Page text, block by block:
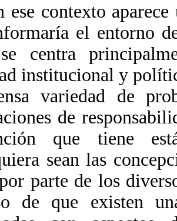
contexto aparece
el entorno
centra
institucional y
variedad de
de
que tiene
sean las
parte de los
de que existen